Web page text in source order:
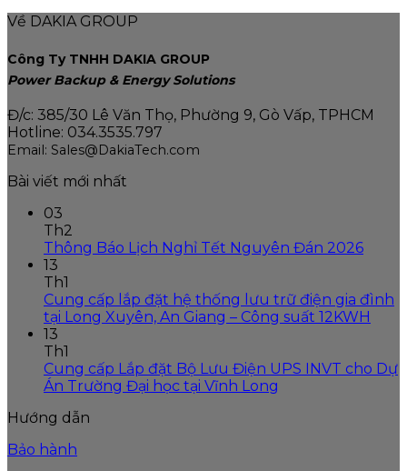
Về DAKIA GROUP
Công Ty TNHH DAKIA GROUP
Power Backup & Energy Solutions
Đ/c: 385/30 Lê Văn Thọ, Phường 9, Gò Vấp, TPHCM
Hotline: 034.3535.797
Email: Sales@DakiaTech.com
Bài viết mới nhất
03
Th2
Thông Báo Lịch Nghỉ Tết Nguyên Đán 2026
13
Th1
Cung cấp lắp đặt hệ thống lưu trữ điện gia đình
tại Long Xuyên, An Giang – Công suất 12KWH
13
Th1
Cung cấp Lắp đặt Bộ Lưu Điện UPS INVT cho Dự
Án Trường Đại học tại Vĩnh Long
Hướng dẫn
Bảo hành